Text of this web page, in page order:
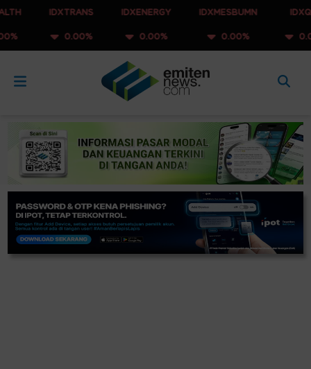
IDXTRANS
0.00%
IDXENERGY
0.00%
IDXMESBUMN
0.00%
IDXQ30
0.00%